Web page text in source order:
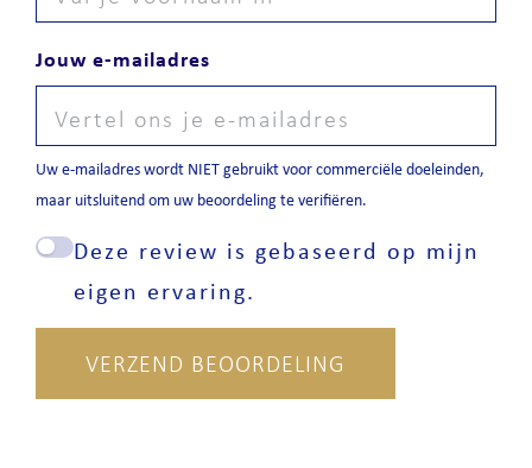
Jouw e-mailadres
Uw e-mailadres wordt NIET gebruikt voor commerciële doeleinden,
maar uitsluitend om uw beoordeling te verifiëren.
Deze review is gebaseerd op mijn
eigen ervaring.
VERZEND BEOORDELING